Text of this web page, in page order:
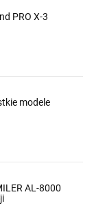
PRO X-3
modele
AL-8000